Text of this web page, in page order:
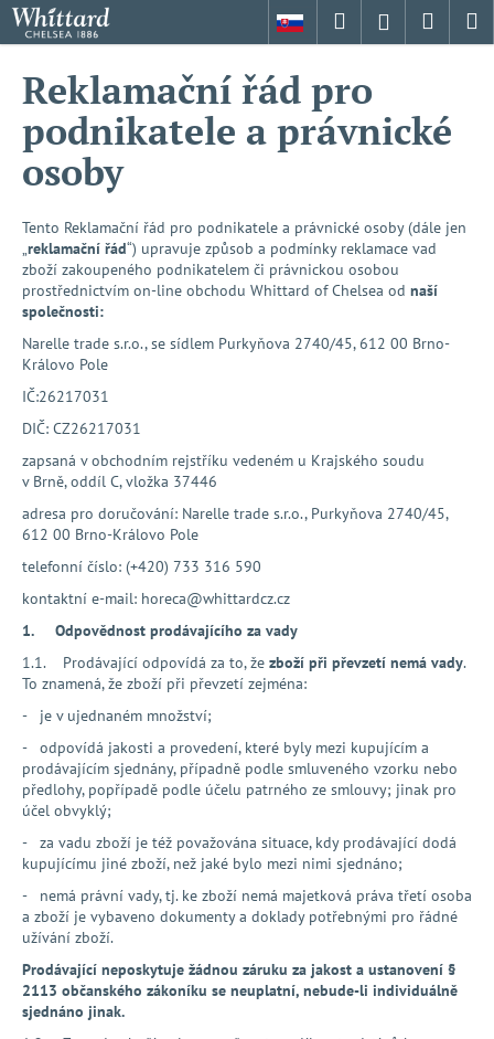
Přejít
obsah
Hledat Přihlášení
Reklamační řád pro
podnikatele a právnické
osoby
Tento Reklamační řád pro podnikatele a právnické osoby (dále jen
reklamační řád“) upravuje způsob a podmínky reklamace vad
zboží zakoupeného podnikatelem či právnickou osobou
prostřednictvím on-line obchodu Whittard of Chelsea od naší
společnosti:
Narelle trade s.r.o., se sídlem Purkyňova 2740/45, 612 00 Brno-
Královo Pole
IČ:26217031
DIČ: CZ26217031
zapsaná v obchodním rejstříku vedeném u Krajského soudu
v Brně, oddíl C, vložka 37446
adresa pro doručování: Narelle trade s.r.o., Purkyňova 2740/45,
612 00 Brno-Královo Pole
telefonní číslo: (+420) 733 316 590
kontaktní e-mail: horeca@whittardcz.cz
1. Odpovědnost prodávajícího za vady
1.1. Prodávající odpovídá za to, že zboží při převzetí nemá vady.
To znamená, že zboží při převzetí zejména:
- je v ujednaném množství;
- odpovídá jakosti a provedení, které byly mezi kupujícím a
prodávajícím sjednány, případně podle smluveného vzorku nebo
předlohy, popřípadě podle účelu patrného ze smlouvy; jinak pro
účel obvyklý;
- za vadu zboží je též považována situace, kdy prodávající dodá
kupujícímu jiné zboží, než jaké bylo mezi nimi sjednáno;
- nemá právní vady, tj. ke zboží nemá majetková práva třetí osoba
a zboží je vybaveno dokumenty a doklady potřebnými pro řádné
užívání zboží.
Prodávající neposkytuje žádnou záruku za jakost a ustanovení §
2113 občanského zákoníku se neuplatní, nebude-li individuálně
sjednáno jinak.
K
o
C
o
p
t
ř
e
b
u
j
e
t
e
n
a
j
í
t
?
HLEDAT
D
o
p
o
r
u
č
u